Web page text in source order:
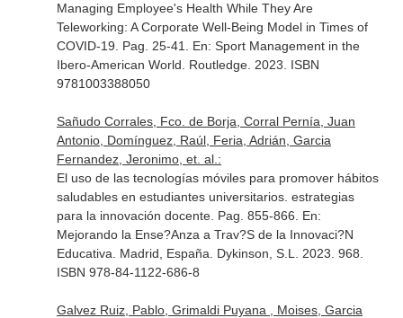
Managing Employee's Health While They Are
Teleworking: A Corporate Well-Being Model in Times of
COVID-19. Pag. 25-41. En: Sport Management in the
Ibero-American World . Routledge. 2023. ISBN
9781003388050
Sañudo Corrales, Fco. de Borja, Corral Pernía, Juan
Antonio, Domínguez, Raúl, Feria, Adrián, Garcia
Fernandez, Jeronimo, et. al.:
El uso de las tecnologías móviles para promover hábitos
saludables en estudiantes universitarios. estrategias
para la innovación docente. Pag. 855-866. En:
Mejorando la Ense?Anza a Trav?S de la Innovaci?N
Educativa . Madrid, España. Dykinson, S.L. 2023. 968.
ISBN 978-84-1122-686-8
Galvez Ruiz, Pablo, Grimaldi Puyana , Moises, Garcia